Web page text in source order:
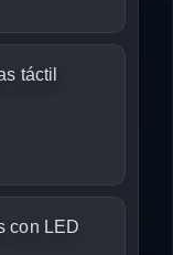
táctil
con LED